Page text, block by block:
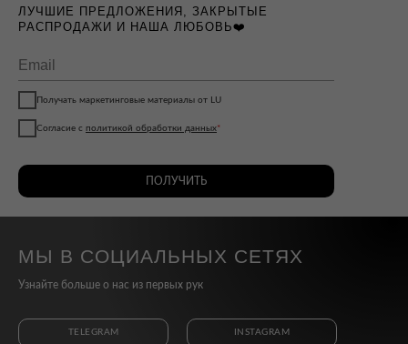
Получать маркетинговые материалы от LU
Согласие с политикой обработки данных*
ПОЛУЧИТЬ
МЫ В СОЦИАЛЬНЫХ СЕТЯХ
Узнайте больше о нас из первых рук
TELEGRAM INSTAGRAM
ЛУЧШИЕ ПРЕДЛОЖЕНИЯ, ЗАКРЫТЫЕ
РАСПРОДАЖИ И НАША ЛЮБОВЬ❤️